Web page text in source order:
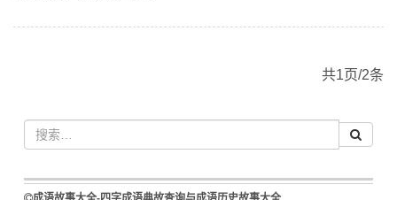
共1页/2条